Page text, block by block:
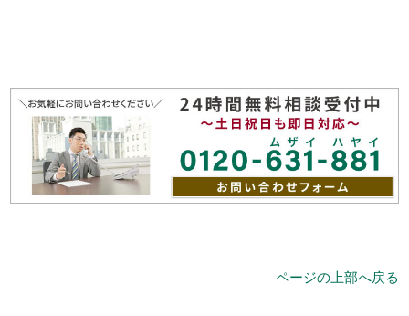
ページの上部へ戻る